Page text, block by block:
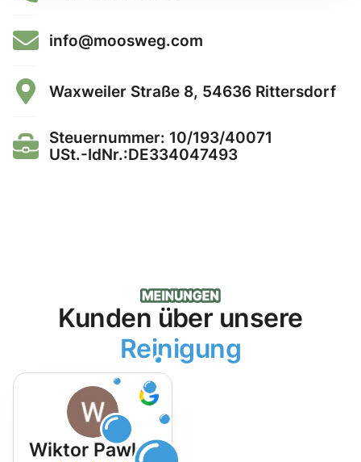
info@moosweg.com
Waxweiler Straße 8, 54636 Rittersdorf
Steuernummer: 10/193/40071
USt.-IdNr.:DE334047493
Kunden über unsere
Reinigung
Wiktor Pawlak